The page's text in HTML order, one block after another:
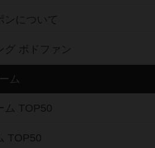
ンについて
グ ボドファン
ム
ム TOP50
TOP50